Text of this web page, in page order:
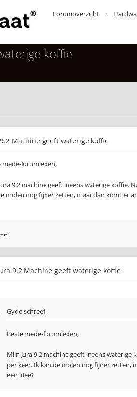
Forumoverzicht
koffie
Machine geeft waterige koffie
mede-forumleden,
9.2 machine geeft ineens waterige koffie.
molen nog fijner zetten, maar dan komt er
9.2 Machine geeft waterige koffie
Gydo schreef:
Beste mede-forumleden,
Mijn Jura 9.2 machine geeft ineens
per keer. Ik kan de molen nog fijner zetten,
een idee?